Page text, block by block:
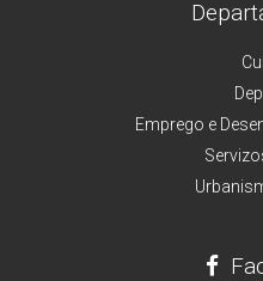
Emprego e